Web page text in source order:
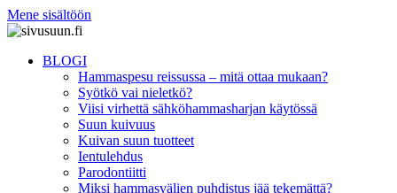
Mene sisältöön
BLOGI
Hammaspesu reissussa – mitä ottaa mukaan?
Syötkö vai nieletkö?
Viisi virhettä sähköhammasharjan käytössä
Suun kuivuus
Kuivan suun tuotteet
Ientulehdus
Parodontiitti
Miksi hammasvälien puhdistus jää tekemättä?